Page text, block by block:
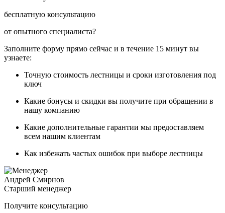
бесплатную консультацию
от опытного специалиста?
Заполните форму прямо сейчас и в течение 15 минут вы
узнаете:
Точную стоимость лестницы и сроки изготовления под
ключ
Какие бонусы и скидки вы получите при обращении в
нашу компанию
Какие дополнительные гарантии мы предоставляем
всем нашим клиентам
Как избежать частых ошибок при выборе лестницы
Андрей Смирнов
Старший менеджер
Получите консультацию